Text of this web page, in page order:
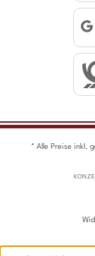
* Alle Preise inkl.